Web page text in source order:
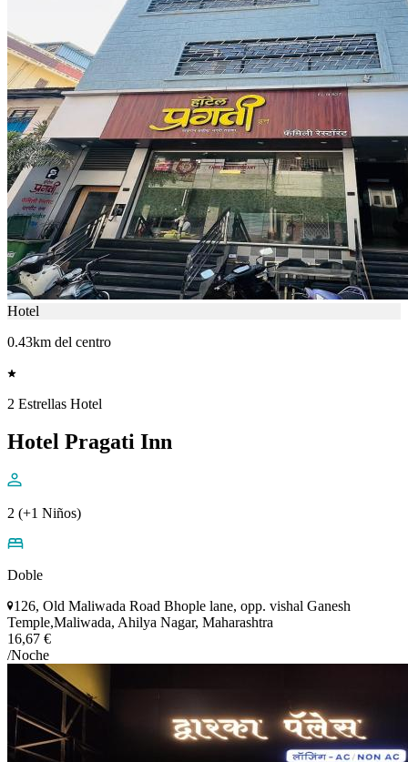
Hotel
0.43km del centro
2 Estrellas Hotel
Hotel Pragati Inn
2 (+1 Niños)
Doble
126, Old Maliwada Road Bhople lane, opp. vishal Ganesh
Temple,Maliwada, Ahilya Nagar, Maharashtra
16,67 €
/Noche